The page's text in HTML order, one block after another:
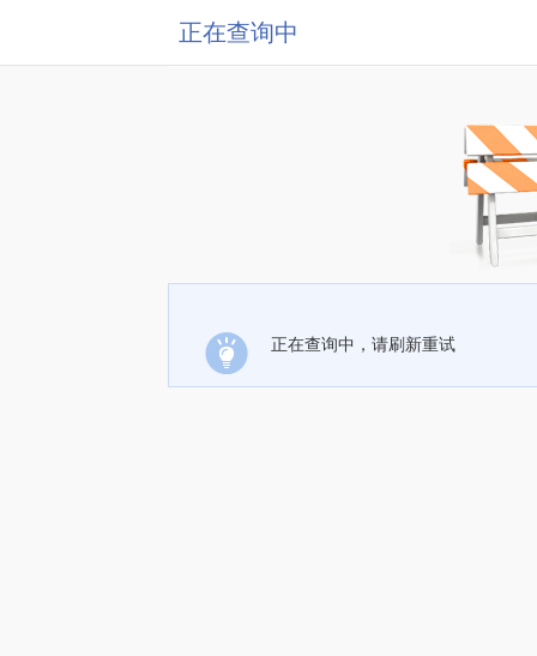
正在查询中
正在查询中，请刷新重试